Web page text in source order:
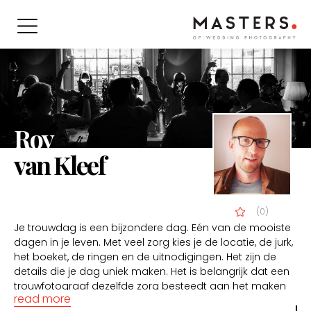
Roy
van Kleef
(0)
Je trouwdag is een bijzondere dag. Eén van de mooiste
dagen in je leven. Met veel zorg kies je de locatie, de jurk,
het boeket, de ringen en de uitnodigingen. Het zijn de
details die je dag uniek maken. Het is belangrijk dat een
trouwfotograaf dezelfde zorg besteedt aan het maken
van uw Trouwreportage. Roy van Kleef is zo’n fotograaf.
read more